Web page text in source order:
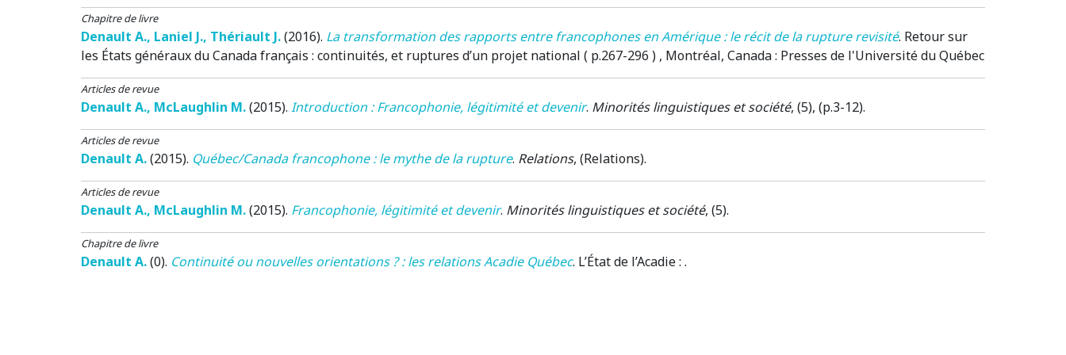
Chapitre de livre
Denault A., Laniel J., Thériault J.(2016). La transformation des rapports entre francophones en Amérique : le récit de la rupture revisité. Retour sur
les États généraux du Canada français : continuités, et ruptures d’un projet national ( p.267-296 ) , Montréal, Canada: Presses de l'Université du Québec
Articles de revue
Denault A., McLaughlin M.(2015). Introduction : Francophonie, légitimité et devenir. Minorités linguistiques et société, (5), (p.3-12).
Articles de revue
Denault A.(2015). Québec/Canada francophone : le mythe de la rupture. Relations, (Relations).
Articles de revue
Denault A., McLaughlin M.(2015). Francophonie, légitimité et devenir. Minorités linguistiques et société, (5).
Chapitre de livre
Denault A.(0). Continuité ou nouvelles orientations ? : les relations Acadie Québec. L’État de l’Acadie: .